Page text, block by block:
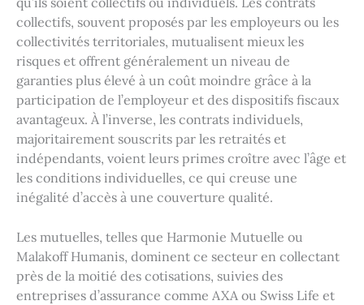
collectifs, souvent proposés par les employeurs ou les
collectivités territoriales, mutualisent mieux les
risques et offrent généralement un niveau de
garanties plus élevé à un coût moindre grâce à la
participation de l’employeur et des dispositifs fiscaux
avantageux. À l’inverse, les contrats individuels,
majoritairement souscrits par les retraités et
indépendants, voient leurs primes croître avec l’âge et
les conditions individuelles, ce qui creuse une
inégalité d’accès à une couverture qualité.
Les mutuelles, telles que Harmonie Mutuelle ou
Malakoff Humanis, dominent ce secteur en collectant
près de la moitié des cotisations, suivies des
entreprises d’assurance comme AXA ou Swiss Life et